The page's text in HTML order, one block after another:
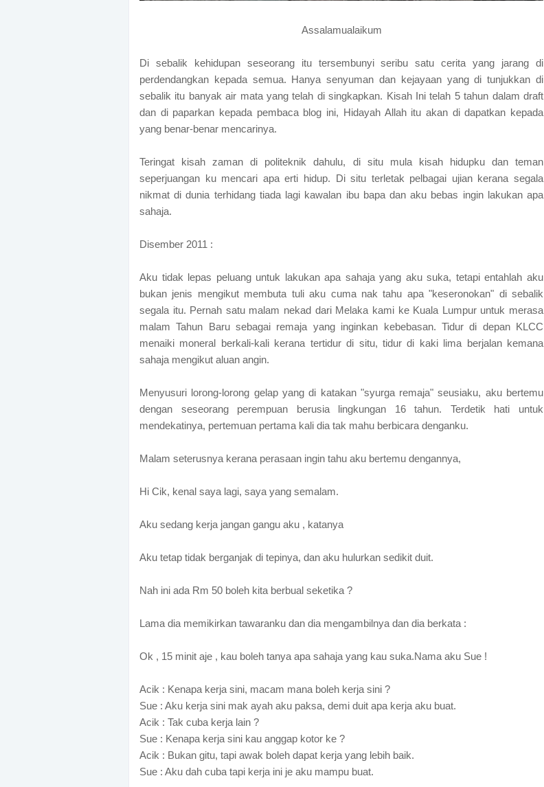
Assalamualaikum
Di sebalik kehidupan seseorang itu tersembunyi seribu satu cerita yang jarang di
perdendangkan kepada semua. Hanya senyuman dan kejayaan yang di tunjukkan di
sebalik itu banyak air mata yang telah di singkapkan. Kisah Ini telah 5 tahun dalam draft
dan di paparkan kepada pembaca blog ini, Hidayah Allah itu akan di dapatkan kepada
yang benar-benar mencarinya.
Teringat kisah zaman di politeknik dahulu, di situ mula kisah hidupku dan teman
seperjuangan ku mencari apa erti hidup. Di situ terletak pelbagai ujian kerana segala
nikmat di dunia terhidang tiada lagi kawalan ibu bapa dan aku bebas ingin lakukan apa
sahaja.
Disember 2011 :
Aku tidak lepas peluang untuk lakukan apa sahaja yang aku suka, tetapi entahlah aku
bukan jenis mengikut membuta tuli aku cuma nak tahu apa "keseronokan" di sebalik
segala itu. Pernah satu malam nekad dari Melaka kami ke Kuala Lumpur untuk merasa
malam Tahun Baru sebagai remaja yang inginkan kebebasan. Tidur di depan KLCC
menaiki moneral berkali-kali kerana tertidur di situ, tidur di kaki lima berjalan kemana
sahaja mengikut aluan angin.
Menyusuri lorong-lorong gelap yang di katakan "syurga remaja" seusiaku, aku bertemu
dengan seseorang perempuan berusia lingkungan 16 tahun. Terdetik hati untuk
mendekatinya, pertemuan pertama kali dia tak mahu berbicara denganku.
Malam seterusnya kerana perasaan ingin tahu aku bertemu dengannya,
Hi Cik, kenal saya lagi, saya yang semalam.
Aku sedang kerja jangan gangu aku , katanya
Aku tetap tidak berganjak di tepinya, dan aku hulurkan sedikit duit.
Nah ini ada Rm 50 boleh kita berbual seketika ?
Lama dia memikirkan tawaranku dan dia mengambilnya dan dia berkata :
Ok , 15 minit aje , kau boleh tanya apa sahaja yang kau suka.Nama aku Sue !
Acik : Kenapa kerja sini, macam mana boleh kerja sini ?
Sue : Aku kerja sini mak ayah aku paksa, demi duit apa kerja aku buat.
Acik : Tak cuba kerja lain ?
Sue : Kenapa kerja sini kau anggap kotor ke ?
Acik : Bukan gitu, tapi awak boleh dapat kerja yang lebih baik.
Sue : Aku dah cuba tapi kerja ini je aku mampu buat.